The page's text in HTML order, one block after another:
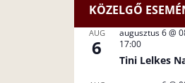
KÖZELGŐ
AUG
6
augusztus 6 @
17:00
Tini Lelkes